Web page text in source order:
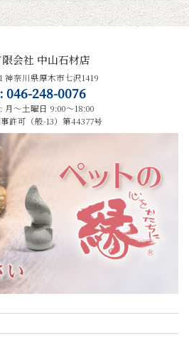
会社 中山石材店
神奈川県厚木市七沢1419
046-248-0076
月～土曜日 9:00～18:00
許可（般-13）第44377号